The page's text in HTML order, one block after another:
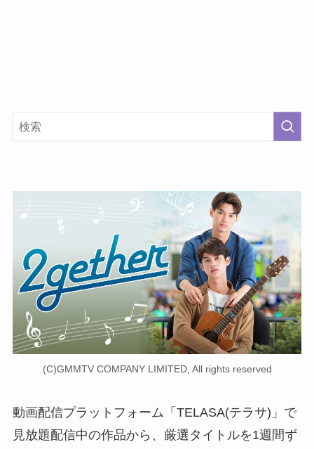
(C)GMMTV COMPANY LIMITED, All rights reserved
動画配信プラットフォーム「TELASA(テラサ)」で
見放題配信中の作品から、厳選タイトルを1週間ず